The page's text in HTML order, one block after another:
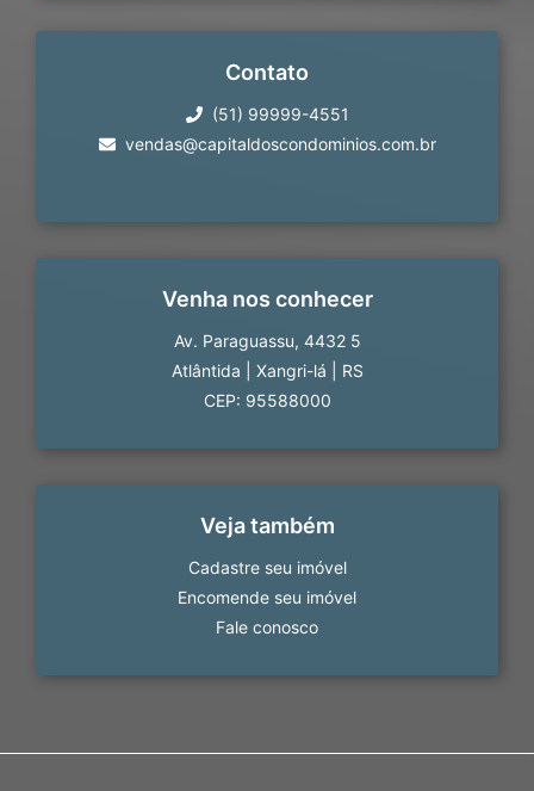
Contato
(51) 99999-4551
vendas@capitaldoscondominios.com.br
Venha nos conhecer
Av. Paraguassu, 4432 5
Atlântida
Xangri-lá
RS
CEP: 95588000
Veja também
Cadastre seu imóvel
Encomende seu imóvel
Fale conosco